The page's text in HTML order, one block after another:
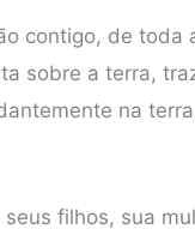
contigo, de toda
sobre a terra,
na
filhos, sua